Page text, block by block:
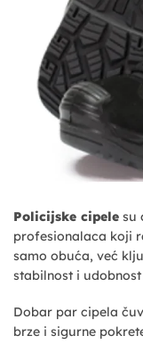
Policijske cipele su
profesionalaca koji
samo obuća, već
stabilnost i
Dobar par cipela
brze i sigurne